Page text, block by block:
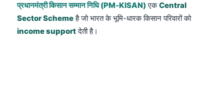
प्रधानमंत्री किसान सम्मान निधि (PM-KISAN) एकCentral
Sector Schemeहै जो भारत के भूमि-धारक किसान परिवारों को
income supportदेती है।